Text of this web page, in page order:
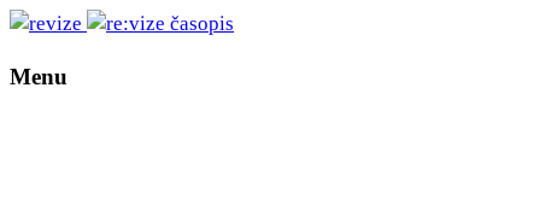
Menu